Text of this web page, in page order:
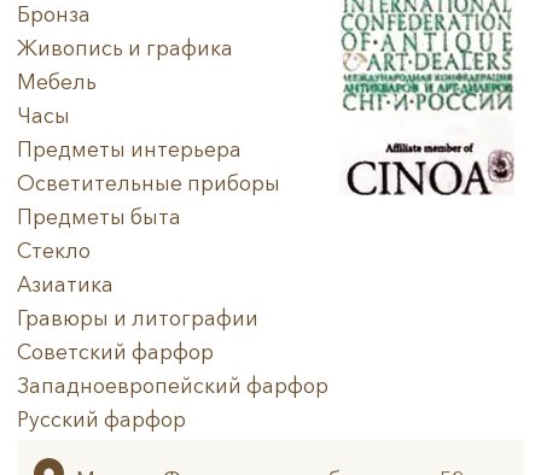
Бронза
Живопись и графика
Мебель
Часы
Предметы интерьера
Осветительные приборы
Предметы быта
Стекло
Азиатика
Гравюры и литографии
Советский фарфор
Западноевропейский фарфор
Русский фарфор
Архив